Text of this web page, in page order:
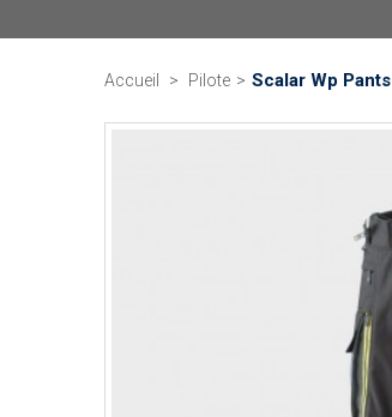
Accueil > Pilote > Scalar Wp Pants